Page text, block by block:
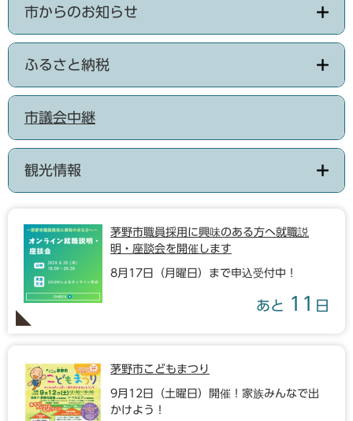
市からのお知らせ
ふるさと納税
市議会中継
観光情報
茅野市職員採用に興味のある方へ就職説
明・座談会を開催します
8月17日（月曜日）まで申込受付中！
あと 11 日
茅野市こどもまつり
9月12日（土曜日）開催！家族みんなで出
かけよう！